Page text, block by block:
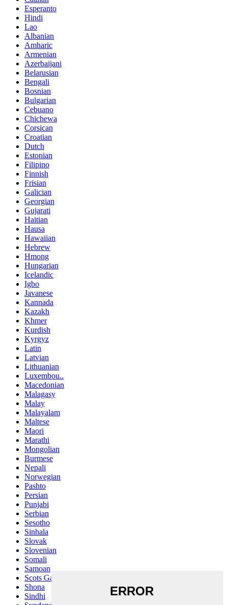
Esperanto
Hindi
Lao
Albanian
Amharic
Armenian
Azerbaijani
Belarusian
Bengali
Bosnian
Bulgarian
Cebuano
Chichewa
Corsican
Croatian
Dutch
Estonian
Filipino
Finnish
Frisian
Galician
Georgian
Gujarati
Haitian
Hausa
Hawaiian
Hebrew
Hmong
Hungarian
Icelandic
Igbo
Javanese
Kannada
Kazakh
Khmer
Kurdish
Kyrgyz
Latin
Latvian
Lithuanian
Luxembou..
Macedonian
Malagasy
Malay
Malayalam
Maltese
Maori
Marathi
Mongolian
Burmese
Nepali
Norwegian
Pashto
Persian
Punjabi
Serbian
Sesotho
Sinhala
Slovak
Slovenian
Somali
Samoan
Scots Gaelic
Shona
Sindhi